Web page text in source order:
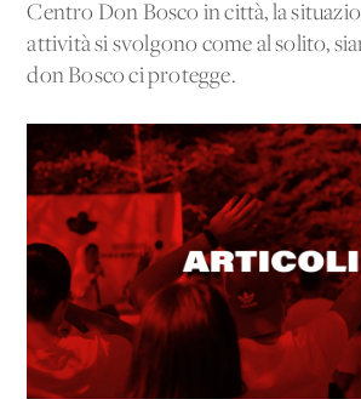
Centro Don Bosco in città, la
attività si svolgono come al solito,
don Bosco ci protegge.